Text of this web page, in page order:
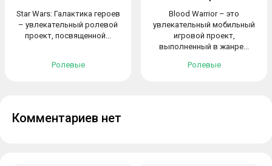
Star Wars: Галактика героев
– увлекательный ролевой
проект, посвященной...
Ролевые
Blood Warrior – это
увлекательный мобильный
игровой проект,
выполненный в жанре...
Ролевые
Комментариев нет